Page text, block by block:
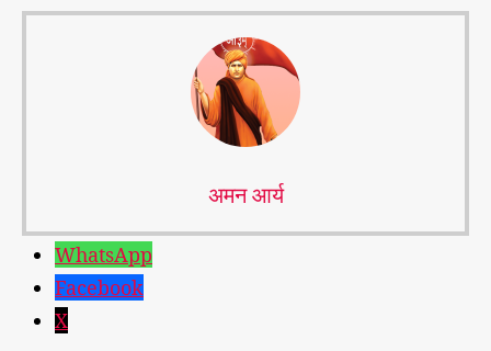
अमन आर्य
WhatsApp
Facebook
X